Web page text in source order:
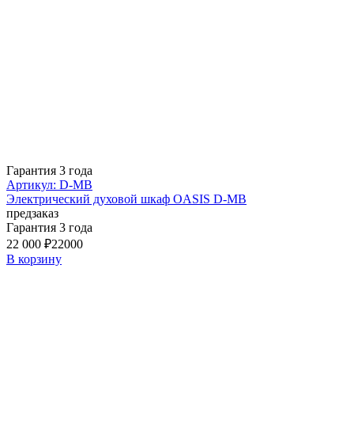
Гарантия 3 года
Артикул: D-MB
Электрический духовой шкаф OASIS D-MB
предзаказ
Гарантия 3 года
22 000 ₽22000
В корзину